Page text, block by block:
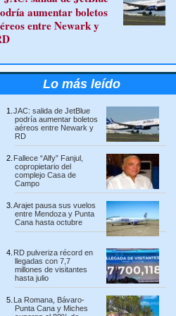
aumentar boletos
entre Newark y
Lo más leído
JAC: salida de JetBlue
podría aumentar boletos
aéreos entre Newark y
RD
Fallece “Alfy” Fanjul,
copropietario del
complejo Casa de
Campo
Arajet pausa sus vuelos
entre Mendoza y Punta
Cana hasta octubre
RD pulveriza récord en
llegadas con 7,7
millones de visitantes
hasta julio
La Romana, Bávaro-
Punta Cana y Miches